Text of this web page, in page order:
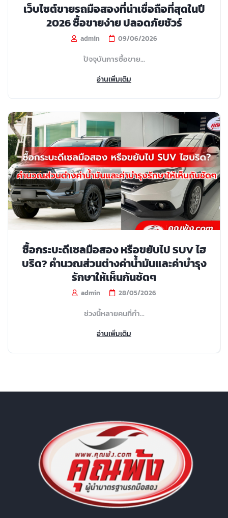
เว็บไซต์ขายรถมือสองที่น่าเชื่อถือที่สุดในปี
2026 ซื้อขายง่าย ปลอดภัยชัวร์
admin 09/06/2026
ปัจจุบันการซื้อขาย...
อ่านเพิ่มเติม
ซื้อกระบะดีเซลมือสอง หรือขยับไป SUV ไฮ
บริด? คำนวณส่วนต่างค่าน้ำมันและค่าบำรุง
รักษาให้เห็นกันชัดๆ
admin 28/05/2026
ช่วงนี้หลายคนที่กำ...
อ่านเพิ่มเติม